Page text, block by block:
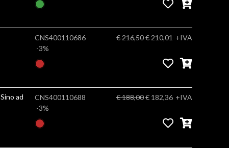
CNS400110686
-3%
€ 216,50€ 210,01 +IVA
CNS400110688
-3%
€ 188,00€ 182,36 +IVA